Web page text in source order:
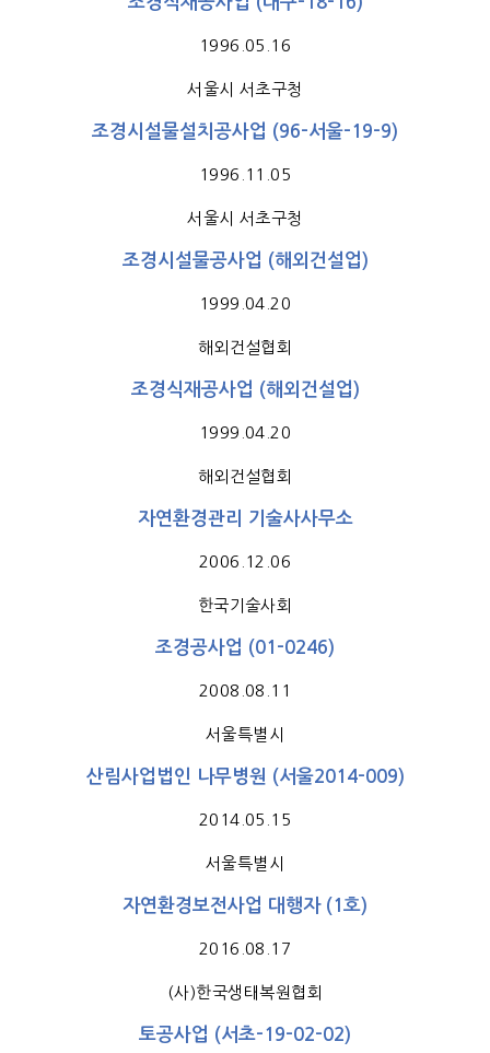
1996.05.16
서울시 서초구청
조경시설물설치공사업 (96-서울-19-9)
1996.11.05
서울시 서초구청
조경시설물공사업 (해외건설업)
1999.04.20
해외건설협회
조경식재공사업 (해외건설업)
1999.04.20
해외건설협회
자연환경관리 기술사사무소
2006.12.06
한국기술사회
조경공사업 (01-0246)
2008.08.11
서울특별시
산림사업법인 나무병원 (서울2014-009)
2014.05.15
서울특별시
자연환경보전사업 대행자 (1호)
2016.08.17
(사)한국생태복원협회
토공사업 (서초-19-02-02)